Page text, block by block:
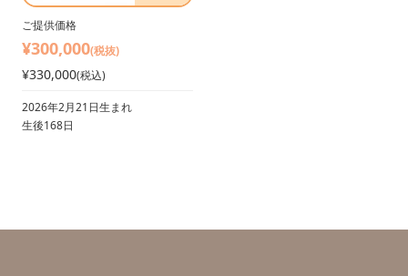
ご提供価格
¥300,000(税抜)
¥330,000(税込)
2026年2月21日生まれ
生後168日